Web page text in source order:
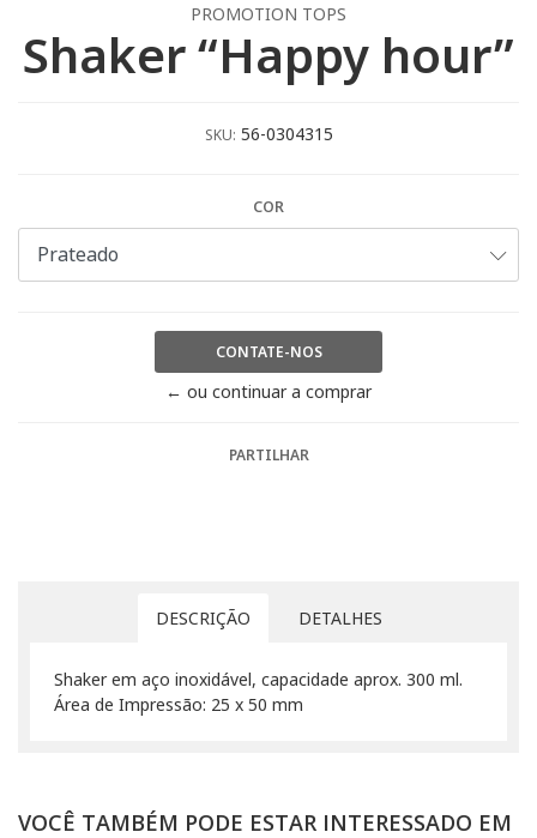
PROMOTION TOPS
Shaker “Happy hour”
SKU: 56-0304315
COR
CONTATE-NOS
← ou continuar a comprar
PARTILHAR
DESCRIÇÃO DETALHES
Shaker em aço inoxidável, capacidade aprox. 300 ml.
Área de Impressão: 25 x 50 mm
VOCÊ TAMBÉM PODE ESTAR INTERESSADO EM